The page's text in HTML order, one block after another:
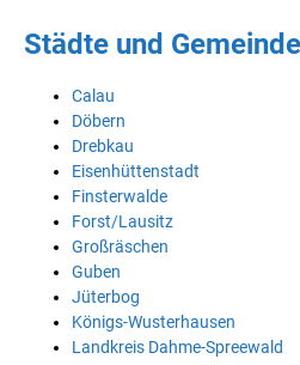
Städte und
Calau
Döbern
Drebkau
Eisenhüttenstadt
Finsterwalde
Forst/Lausitz
Großräschen
Guben
Jüterbog
Königs-Wusterhausen
Landkreis Dahme-Spreewald